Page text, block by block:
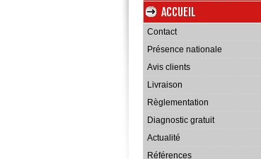
ACCUEIL
Contact
Présence nationale
Avis clients
Livraison
Règlementation
Diagnostic gratuit
Actualité
Références